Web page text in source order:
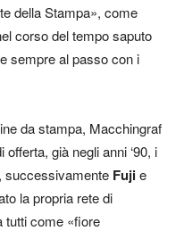
della Stampa», come
corso del tempo saputo
sempre al passo con i
da stampa, Macchingraf
già negli anni ‘90, i
, successivamente Fujie
la propria rete di
tutti come «fiore